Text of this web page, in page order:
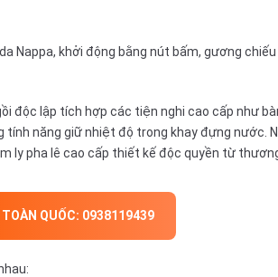
Nappa, khởi động bằng nút bấm, gương
độc lập tích hợp các tiện nghi cao cấp như
năng giữ nhiệt độ trong khay đựng nước.
ly pha lê cao cấp thiết kế độc quyền từ
TOÀN QUỐC: 0938119439